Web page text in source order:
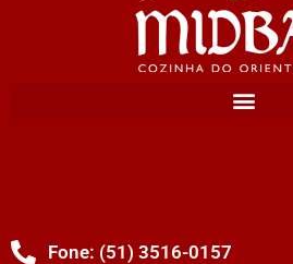
Fone: (51) 3516-0157